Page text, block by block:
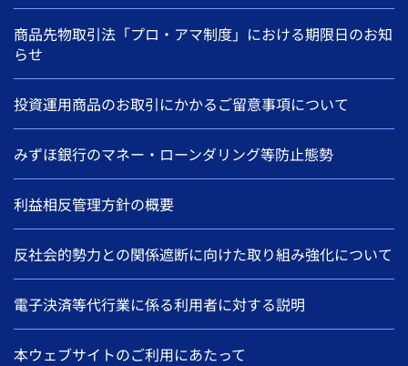
商品先物取引法「プロ・アマ制度」における期限日のお知
らせ
投資運用商品のお取引にかかるご留意事項について
みずほ銀行のマネー・ローンダリング等防止態勢
利益相反管理方針の概要
反社会的勢力との関係遮断に向けた取り組み強化について
電子決済等代行業に係る利用者に対する説明
本ウェブサイトのご利用にあたって